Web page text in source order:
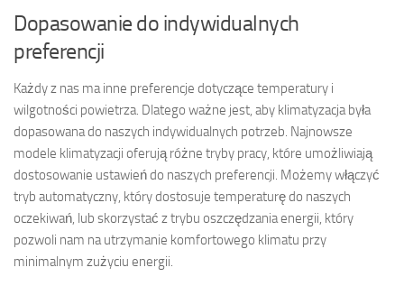
Dopasowanie do indywidualnych
preferencji
Każdy z nas ma inne preferencje dotyczące temperatury i
wilgotności powietrza. Dlatego ważne jest, aby klimatyzacja była
dopasowana do naszych indywidualnych potrzeb. Najnowsze
modele klimatyzacji oferują różne tryby pracy, które umożliwiają
dostosowanie ustawień do naszych preferencji. Możemy włączyć
tryb automatyczny, który dostosuje temperaturę do naszych
oczekiwań, lub skorzystać z trybu oszczędzania energii, który
pozwoli nam na utrzymanie komfortowego klimatu przy
minimalnym zużyciu energii.